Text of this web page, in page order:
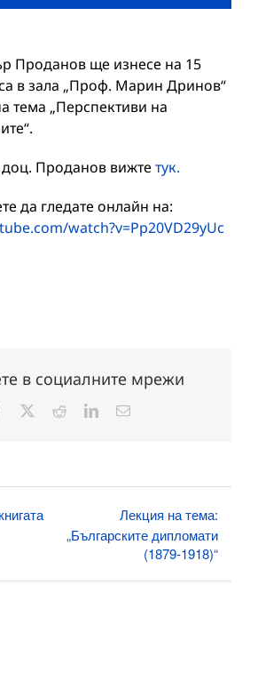
Проданов ще изнесе на 15
в зала „Проф. Марин Дринов“
тема „Перспективи на
Проданов вижте тук.
да гледате онлайн на:
watch?v=Pp20VD29yUc
в социалните мрежи
Facebook RedditLinkedInЕлектронна
Лекция на тема:
„Българските дипломати
(1879-1918)“